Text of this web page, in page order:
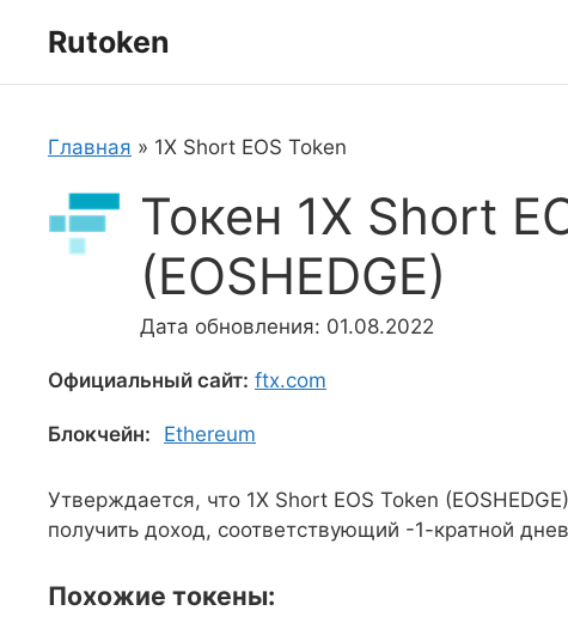
Rutoken
Главная » 1X Short EOS Token
Токен 1X Short
(EOSHEDGE)
Дата обновления: 01.08.2022
Официальный сайт: ftx.com
Блокчейн: Ethereum
Утверждается, что 1X Short EOS Token
получить доход, соответствующий -1-кратной
Похожие токены: